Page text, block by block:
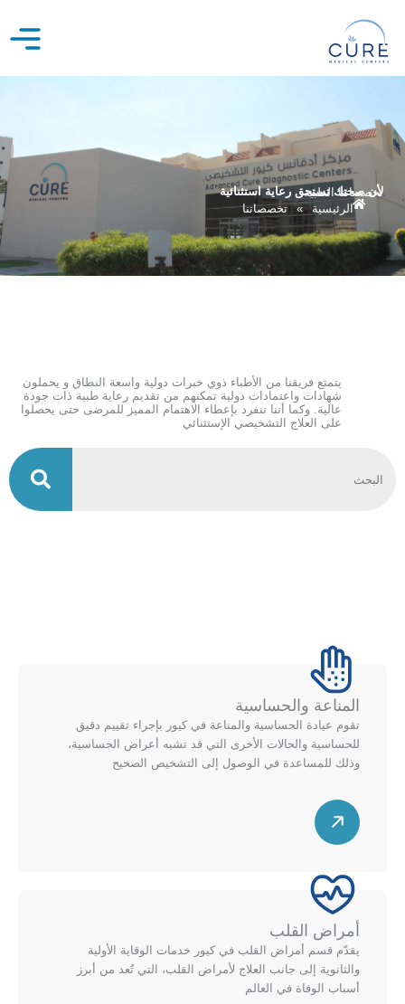
المحتوى
تخصصاتنا الطبية
لأن صحتك تستحق رعاية استثنائية
الرئيسية
» تخصصاتنا
يتمتع فريقنا من الأطباء ذوي خبرات دولية واسعة النطاق و يحملون
شهادات واعتمادات دولية تمكنهم من تقديم رعاية طبية ذات جودة
عالية. وكما أننا ننفرد بإعطاء الاهتمام المميز للمرضى حتى يحصلوا
على العلاج التشخيصي الإستثنائي
المناعة والحساسية
تقوم عيادة الحساسية والمناعة في كيور بإجراء تقييم دقيق
للحساسية والحالات الأخرى التي قد تشبه أعراض الحساسية،
وذلك للمساعدة في الوصول إلى التشخيص الصحيح
س
ه
ق
ط
ر
ي
ل
ل
أمراض القلب
يقدّم قسم أمراض القلب في كيور خدمات الوقاية الأولية
والثانوية إلى جانب العلاج لأمراض القلب، التي تُعد من أبرز
أسباب الوفاة في العالم